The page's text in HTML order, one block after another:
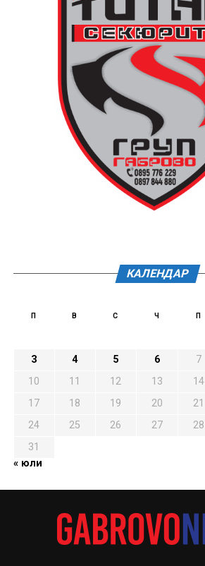
КАЛЕНДАР
П В С Ч П
3
4 5 6 7
10
11 12 13 14
17
18 19 20 21
24
25 26 27 28
31
« юли